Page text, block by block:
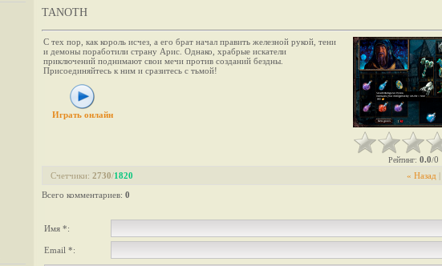
TANOTH
С тех пор, как король исчез, а его брат начал править железной рукой, тени
и демоны поработили страну Арис. Однако, храбрые искатели
приключений поднимают свои мечи против созданий бездны.
Присоединяйтесь к ним и сразитесь с тьмой!
Играть онлайн
Рейтинг: 0.0/0
« Назад |
Счетчики: 2730/1820
Всего комментариев: 0
Имя *:
Email *: